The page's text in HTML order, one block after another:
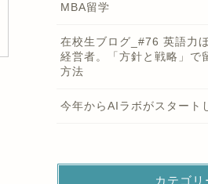
MBA留学
在校生ブログ_#76 英語力
経営者。「方針と戦略」で
方法
今年からAIラボがスタート
カテゴリ